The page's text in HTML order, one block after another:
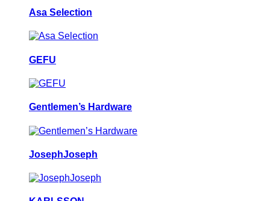
Asa Selection
GEFU
Gentlemen’s Hardware
JosephJoseph